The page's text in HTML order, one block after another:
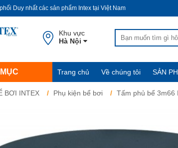
Duy nhất các sản phẩm Intex tại Việt Nam
Khu vực
Hà Nội
Trang chủ Về chúng tôi SẢN
BƠI INTEX Phụ kiện bể bơi Tấm phủ bể 3m66